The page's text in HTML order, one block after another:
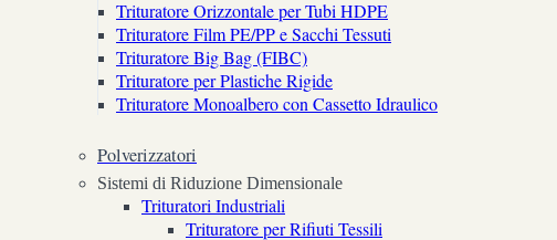
Trituratore Orizzontale per Tubi HDPE
Trituratore Film PE/PP e Sacchi Tessuti
Trituratore Big Bag (FIBC)
Trituratore per Plastiche Rigide
Trituratore Monoalbero con Cassetto Idraulico
Polverizzatori
Sistemi di Riduzione Dimensionale
Trituratori Industriali
Trituratore per Rifiuti Tessili